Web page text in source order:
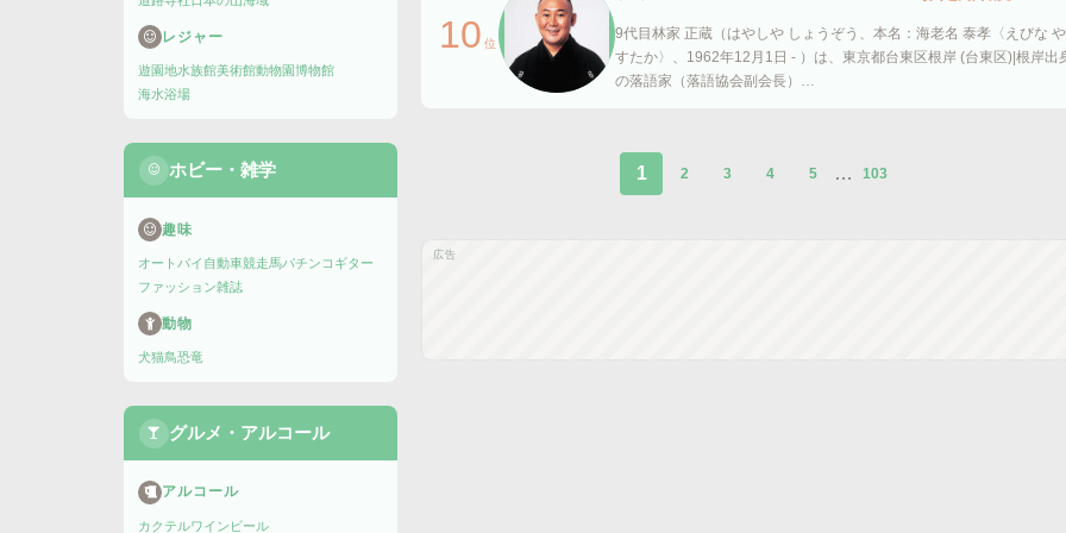
レジャー
遊園地水族館美術館動物園博物館
海水浴場
ホビー・雑学
趣味
オートバイ 自動車競走馬パチンコ ギター
ファッション雑誌
動物
犬猫鳥恐竜
グルメ・アルコール
アルコール
カクテルワイン ビール
10 位
9代目林家 正蔵（はやしや しょうぞう、本名：海老名 泰孝〈えびな や
すたか〉、1962年12月1日 - ）は、東京都台東区根岸 (台東区)|根岸出
の落語家（落語協会副会長）…
1 2 3 4 5 … 103
広告